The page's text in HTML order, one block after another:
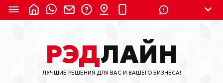
8 (800) 550-9899 (с 2:30 до 11:30 по
Мск)
Бесплатно по России
РЭДЛАЙН
ЛУЧШИЕ РЕШЕНИЯ ДЛЯ ВАС И ВАШЕГО БИЗНЕСА!